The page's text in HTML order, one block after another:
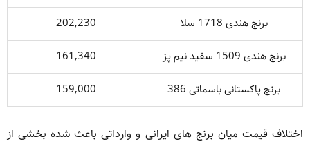
برنج هندی 1718 سلا
202,230
برنج هندی 1509 سفید نیم پز
161,340
برنج پاکستانی باسماتی 386
159,000
اختلاف قیمت میان برنج های ایرانی و وارداتی باعث شده بخشی از